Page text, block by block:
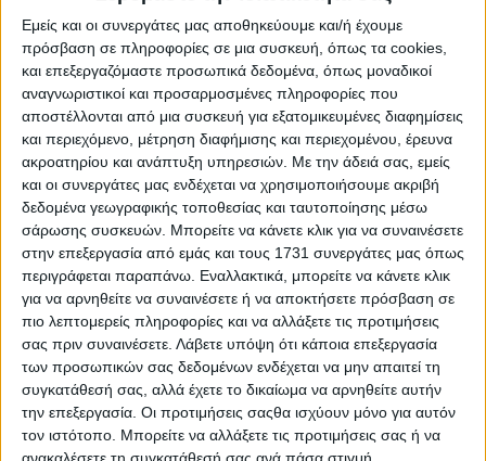
Εμείς και οι συνεργάτες μας αποθηκεύουμε και/ή έχουμε
πρόσβαση σε πληροφορίες σε μια συσκευή, όπως τα cookies,
και επεξεργαζόμαστε προσωπικά δεδομένα, όπως μοναδικοί
αναγνωριστικοί και προσαρμοσμένες πληροφορίες που
αποστέλλονται από μια συσκευή για εξατομικευμένες διαφημίσεις
και περιεχόμενο, μέτρηση διαφήμισης και περιεχομένου, έρευνα
ακροατηρίου και ανάπτυξη υπηρεσιών. Με την άδειά σας, εμείς
και οι συνεργάτες μας ενδέχεται να χρησιμοποιήσουμε ακριβή
δεδομένα γεωγραφικής τοποθεσίας και ταυτοποίησης μέσω
σάρωσης συσκευών. Μπορείτε να κάνετε κλικ για να συναινέσετε
στην επεξεργασία από εμάς και τους 1731 συνεργάτες μας όπως
περιγράφεται παραπάνω. Εναλλακτικά, μπορείτε να κάνετε κλικ
για να αρνηθείτε να συναινέσετε ή να αποκτήσετε πρόσβαση σε
πιο λεπτομερείς πληροφορίες και να αλλάξετε τις προτιμήσεις
σας πριν συναινέσετε. Λάβετε υπόψη ότι κάποια επεξεργασία
των προσωπικών σας δεδομένων ενδέχεται να μην απαιτεί τη
συγκατάθεσή σας, αλλά έχετε το δικαίωμα να αρνηθείτε αυτήν
την επεξεργασία. Οι προτιμήσεις σαςθα ισχύουν μόνο για αυτόν
τον ιστότοπο. Μπορείτε να αλλάξετε τις προτιμήσεις σας ή να
ανακαλέσετε τη συγκατάθεσή σας ανά πάσα στιγμή
Αναδρομή – Πόσο κόστιζε η Alfa Romeo 156 στην
Ελλάδα πριν από 22 χρόνια;